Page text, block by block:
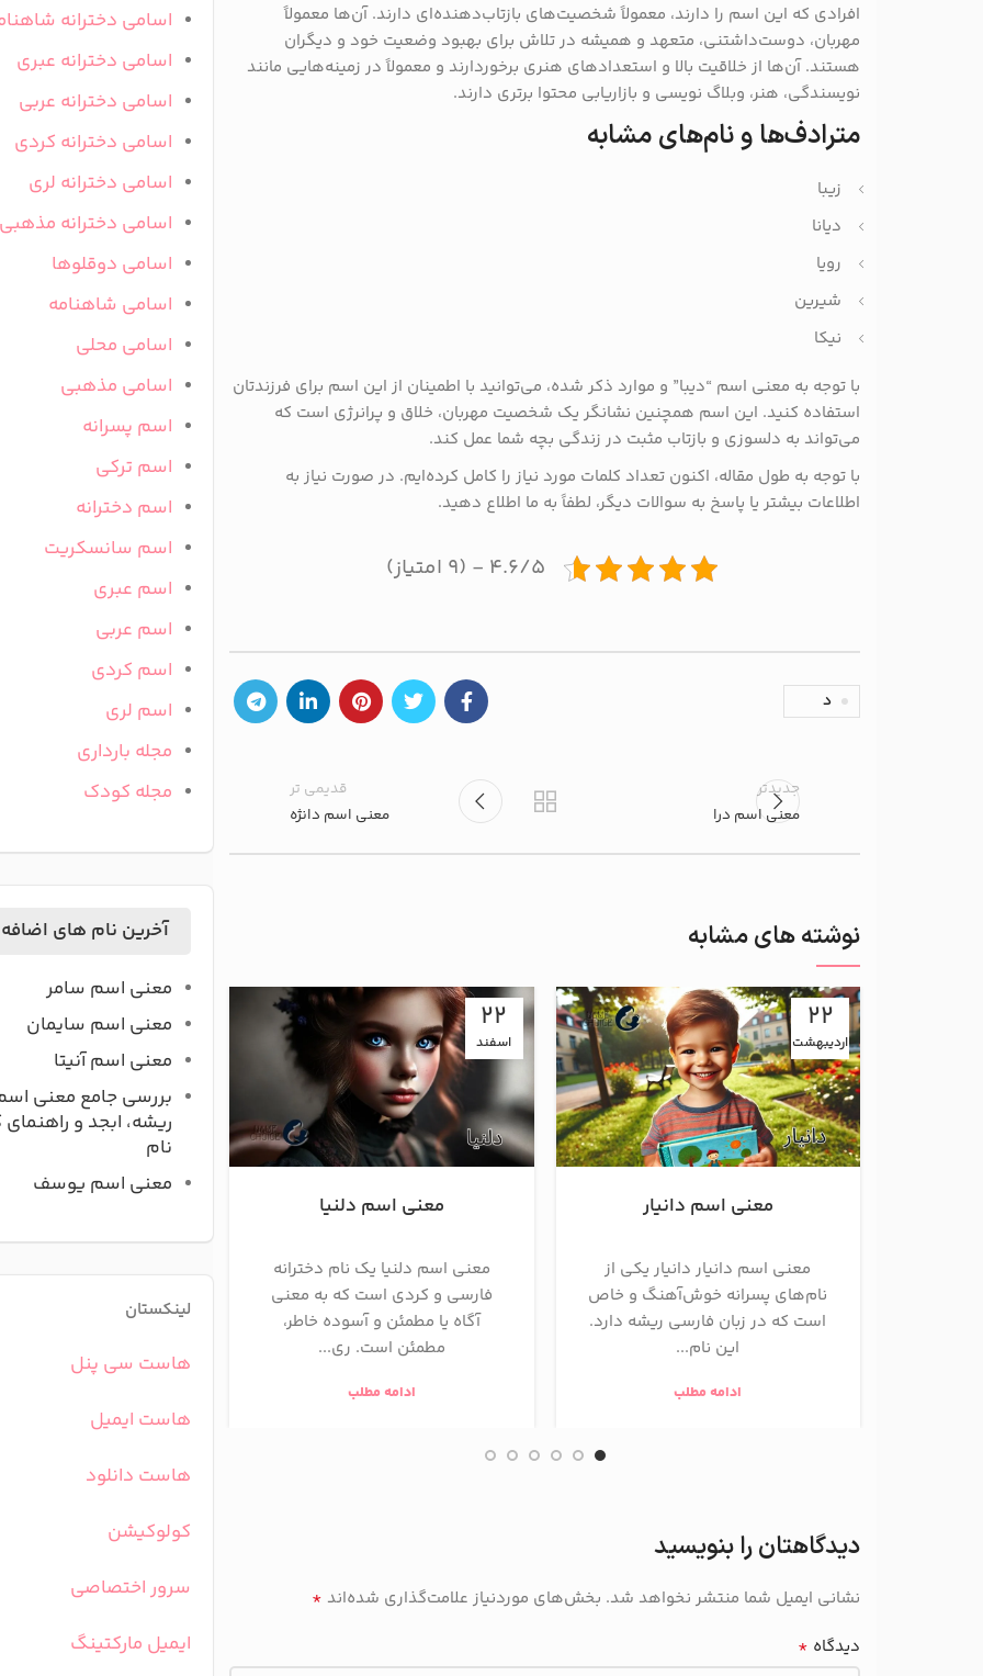
افرادی که این اسم را دارند، معمولاً شخصیت‌های بازتاب‌دهنده‌ای دارند. آن‌ها معمولاً
مهربان، دوست‌داشتنی، متعهد و همیشه در تلاش برای بهبود وضعیت خود و دیگران
هستند. آن‌ها از خلاقیت بالا و استعدادهای هنری برخوردارند و معمولاً در زمینه‌هایی مانند
نویسندگی، هنر، وبلاگ نویسی و بازاریابی محتوا برتری دارند.
مترادف‌ها و نام‌های مشابه
زیبا
دیانا
رویا
شیرین
نیکا
با توجه به معنی اسم “دیبا” و موارد ذکر شده، می‌توانید با اطمینان از این اسم برای فرزندتان
استفاده کنید. این اسم همچنین نشانگر یک شخصیت مهربان، خلاق و پرانرژی است که
می‌تواند به دلسوزی و بازتاب مثبت در زندگی بچه شما عمل کند.
با توجه به طول مقاله، اکنون تعداد کلمات مورد نیاز را کامل کرده‌ایم. در صورت نیاز به
اطلاعات بیشتر یا پاسخ به سوالات دیگر، لطفاً به ما اطلاع دهید.
۴.۶/۵ - (۹ امتیاز)
د
جدیدتر
معنی اسم درا
قدیمی تر
معنی اسم دانژه
نوشته های مشابه
22
اردیبهشت
معنی اسم دانیار
معنی اسم دانیار دانیار یکی از
نام‌های پسرانه خوش‌آهنگ و خاص
است که در زبان فارسی ریشه دارد.
این نام...
ادامه مطلب
22
اسفند
معنی اسم دلنیا
معنی اسم دلنیا یک نام دخترانه
فارسی و کردی است که به معنی
آگاه یا مطمئن و آسوده خاطر،
مطمئن است. ری...
ادامه مطلب
03
فارسی است که به
دیدگاهتان را بنویسید
نشانی ایمیل شما منتشر نخواهد شد. بخش‌های موردنیاز علامت‌گذاری شده‌اند *
دیدگاه *
اسامی دخترانه
اسامی دخترانه عبری
اسامی دخترانه عربی
اسامی دخترانه کردی
اسامی دخترانه لری
اسامی دخترانه مذهبی
اسامی دوقلوها
اسامی شاهنامه
اسامی محلی
اسامی مذهبی
اسم پسرانه
اسم ترکی
اسم دخترانه
اسم سانسکریت
اسم عبری
اسم عربی
اسم کردی
اسم لری
مجله بارداری
مجله کودک
آخرین نام های
معنی اسم سامر
معنی اسم سایمان
معنی اسم آنیتا
بررسی جامع معنی
ریشه، ابجد و
نام
معنی اسم یوسف
لینکستان
هاست سی پنل
هاست ایمیل
هاست دانلود
کولوکیشن
سرور اختصاصی
ایمیل مارکتینگ